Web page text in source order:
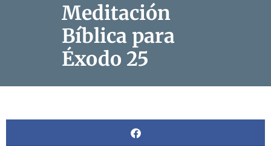
Meditación
Bíblica para
Éxodo 25